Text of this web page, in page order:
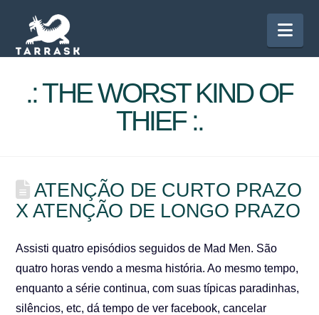
.: THE WORST KIND OF
THIEF :.
ATENÇÃO DE CURTO PRAZO
X ATENÇÃO DE LONGO PRAZO
Assisti quatro episódios seguidos de Mad Men. São
quatro horas vendo a mesma história. Ao mesmo tempo,
enquanto a série continua, com suas típicas paradinhas,
silêncios, etc, dá tempo de ver facebook, cancelar